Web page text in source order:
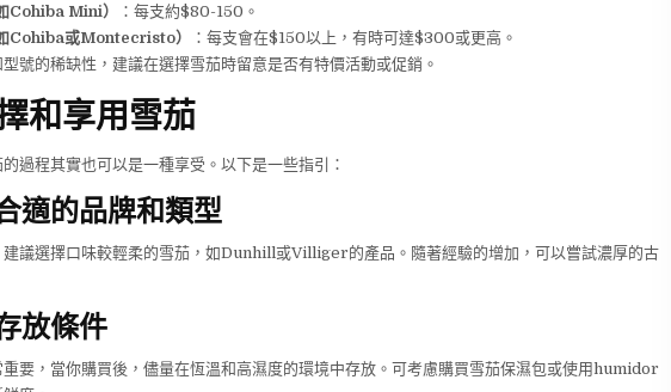
Cohiba Mini）
：每支約$80-150。
Cohiba或Montecristo）
：每支會在$150以上，有時可達$300或更高。
號的稀缺性，建議在選擇雪茄時留意是否有特價活動或促銷。
和享用雪茄
過程其實也可以是一種享受。以下是一些指引：
適的品牌和類型
建議選擇口味較輕柔的雪茄，如Dunhill或Villiger的產品。隨著經驗的增加，可以嘗試濃厚的古
放條件
重要，當你購買後，儘量在恆溫和高濕度的環境中存放。可考慮購買雪茄保濕包或使用humidor